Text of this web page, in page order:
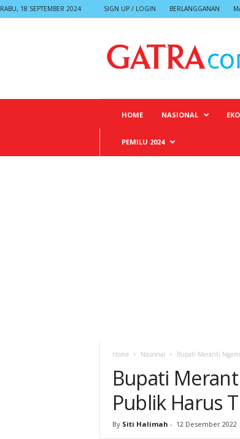
RABU, 18 SEPTEMBER 2024 SIGN UP / LOGIN BERLANGGANAN
HOME NASIONAL
PEMILU 2024
Home Nasional Bupati Meranti
Bupati
Publik Harus
By Siti Halimah - 12 Desember 2022